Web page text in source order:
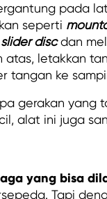
pada
seperti
slider discdan
letakkan
tangan ke
gerakan yang
alat ini juga
yang bisa
Tapi